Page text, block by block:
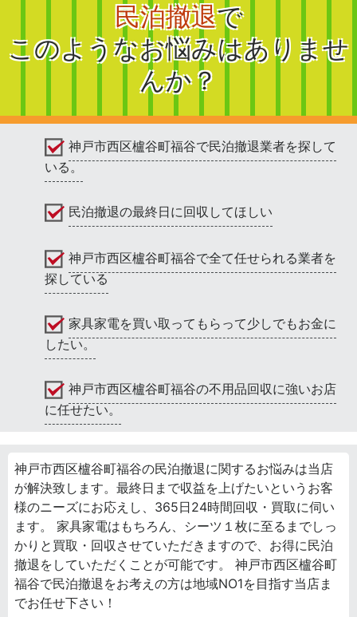
民泊撤退で
このようなお悩みはありませ
んか？
神戸市西区櫨谷町福谷で民泊撤退業者を探して
いる。
民泊撤退の最終日に回収してほしい
神戸市西区櫨谷町福谷で全て任せられる業者を
探している
家具家電を買い取ってもらって少しでもお金に
したい。
神戸市西区櫨谷町福谷の不用品回収に強いお店
に任せたい。
神戸市西区櫨谷町福谷の民泊撤退に関するお悩みは当店
が解決致します。最終日まで収益を上げたいというお客
様のニーズにお応えし、365日24時間回収・買取に伺い
ます。 家具家電はもちろん、シーツ１枚に至るまでしっ
かりと買取・回収させていただきますので、お得に民泊
撤退をしていただくことが可能です。 神戸市西区櫨谷町
福谷で民泊撤退をお考えの方は地域NO1を目指す当店ま
でお任せ下さい！